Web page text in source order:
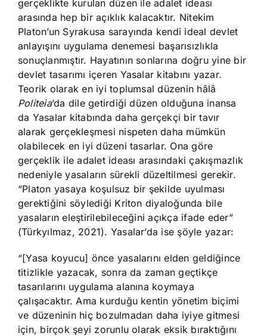
gerçeklikte kurulan düzen ile adalet ideası
arasında hep bir açıklık kalacaktır. Nitekim
Platon’un Syrakusa sarayında kendi ideal devlet
anlayışını uygulama denemesi başarısızlıkla
sonuçlanmıştır. Hayatının sonlarına doğru yine bir
devlet tasarımı içeren Yasalar kitabını yazar.
Teorik olarak en iyi toplumsal düzenin hâlâ
Politeia’da dile getirdiği düzen olduğuna inansa
da Yasalar kitabında daha gerçekçi bir tavır
alarak gerçekleşmesi nispeten daha mümkün
olabilecek en iyi düzeni tasarlar. Ona göre
gerçeklik ile adalet ideası arasındaki çakışmazlık
nedeniyle yasaların sürekli düzeltilmesi gerekir.
“Platon yasaya koşulsuz bir şekilde uyulması
gerektiğini söylediği Kriton diyaloğunda bile
yasaların eleştirilebileceğini açıkça ifade eder”
(Türkyılmaz, 2021). Yasalar’da ise şöyle yazar:
“[Yasa koyucu] önce yasalarını elden geldiğince
titizlikle yazacak, sonra da zaman geçtikçe
tasarılarını uygulama alanına koymaya
çalışacaktır. Ama kurduğu kentin yönetim biçimi
ve düzeninin hiç bozulmadan daha iyiye gitmesi
için, birçok şeyi zorunlu olarak eksik bıraktığını